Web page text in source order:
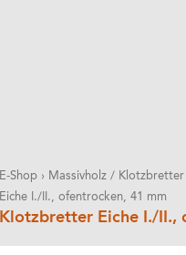
E-Shop › Massivholz / Klotzbretter
Eiche I./II., ofentrocken, 41 mm
Klotzbretter Eiche I./II.,